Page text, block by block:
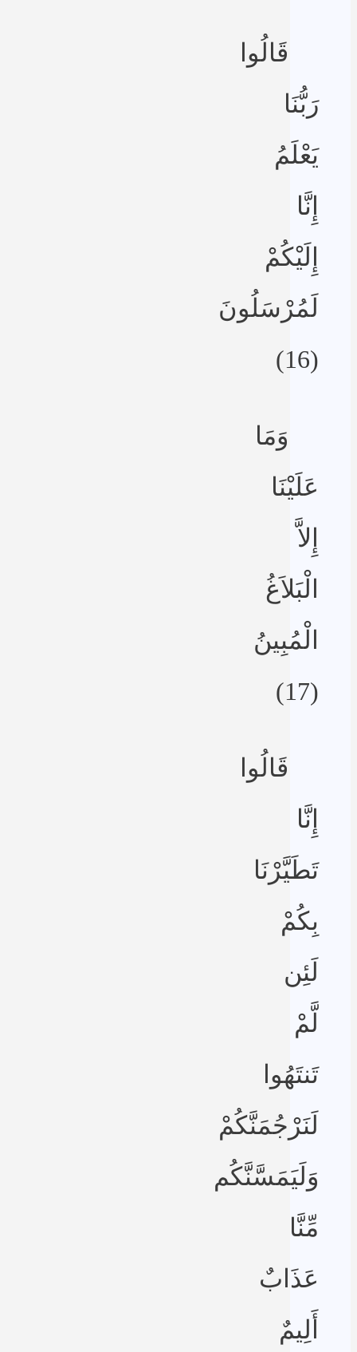
قَالُوا
رَبُّنَا
يَعْلَمُ
إِنَّا
إِلَيْكُمْ
لَمُرْسَلُونَ
(16)
وَمَا
عَلَيْنَا
إِلاَّ
الْبَلاَغُ
الْمُبِينُ
(17)
قَالُوا
إِنَّا
تَطَيَّرْنَا
بِكُمْ
لَئِن
لَّمْ
تَنتَهُوا
لَنَرْجُمَنَّكُمْ
وَلَيَمَسَّنَّكُم
مِّنَّا
عَذَابٌ
أَلِيمٌ